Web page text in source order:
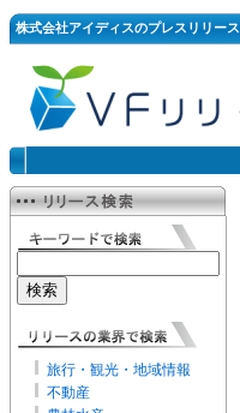
株式会社アイディスのプレスリリース
旅行・観光・地域情報
不動産